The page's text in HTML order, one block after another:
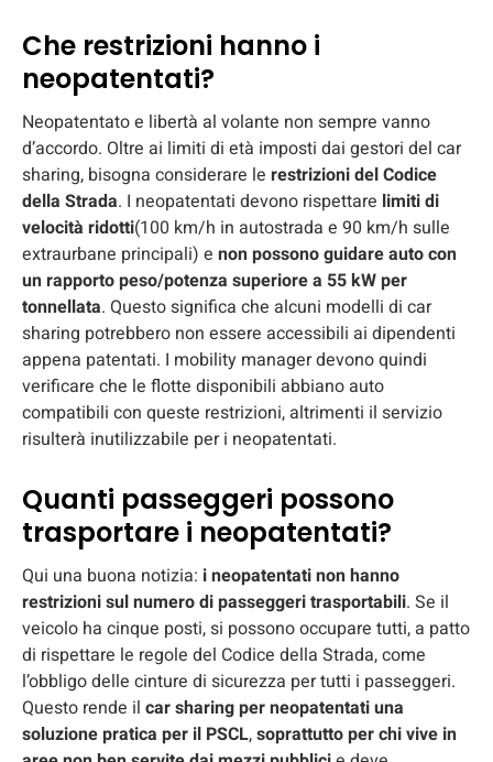
Che restrizioni hanno i
neopatentati?
Neopatentato e libertà al volante non sempre vanno
d’accordo. Oltre ai limiti di età imposti dai gestori del car
sharing, bisogna considerare le restrizioni del Codice
della Strada. I neopatentati devono rispettare limiti di
velocità ridotti(100 km/h in autostrada e 90 km/h sulle
extraurbane principali) e non possono guidare auto con
un rapporto peso/potenza superiore a 55 kW per
tonnellata. Questo significa che alcuni modelli di car
sharing potrebbero non essere accessibili ai dipendenti
appena patentati. I mobility manager devono quindi
verificare che le flotte disponibili abbiano auto
compatibili con queste restrizioni, altrimenti il servizio
risulterà inutilizzabile per i neopatentati.
Quanti passeggeri possono
trasportare i neopatentati?
Qui una buona notizia: i neopatentati non hanno
restrizioni sul numero di passeggeri trasportabili. Se il
veicolo ha cinque posti, si possono occupare tutti, a patto
di rispettare le regole del Codice della Strada, come
l’obbligo delle cinture di sicurezza per tutti i passeggeri.
Questo rende il car sharing per neopatentatiuna
soluzione pratica per il PSCL,soprattutto per chi vive in